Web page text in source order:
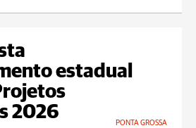
estadual
2026
PONTA GROSSA